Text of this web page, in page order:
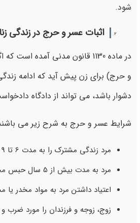
شود.
اثبات عسر و حرج در زندگی
در ماده 1130 قانون مدنی آمده
و حرج) برای زن پیش آید که ادامه
دشوار باشد، می تواند از دادگاه
شرایط عسر و حرج به شرح زیر می
مرد زندگی مشترک را به مدت 6 تا 9 ماه متوالی ترک نماید.
مرد به مدت بیش از 5 سال حبس محکوم گردد.
اعتیاد داشتن مرد به مواد مخدر یا
زوج، زوجه و فرزندان را مورد ضرب